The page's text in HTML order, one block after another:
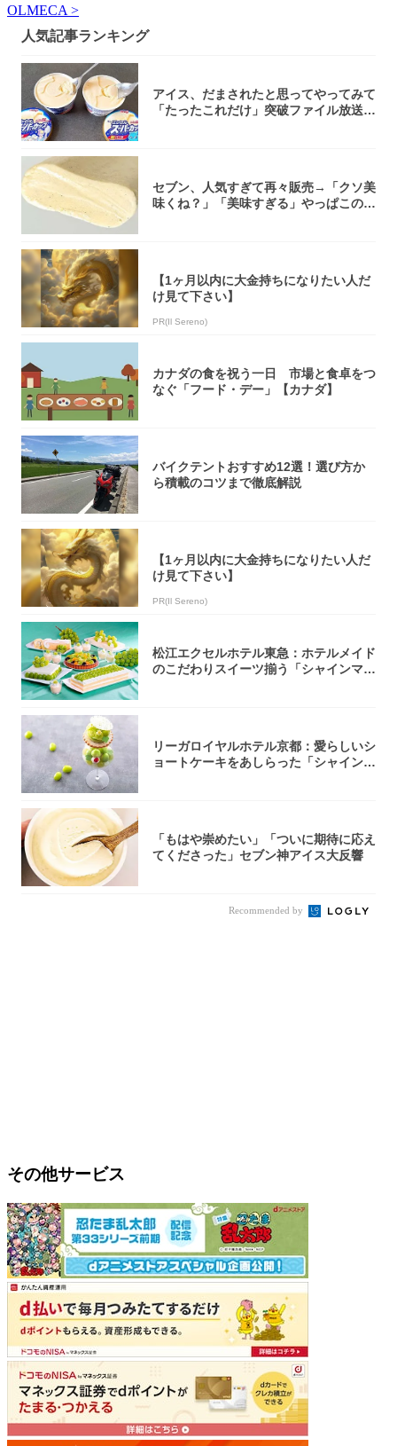
OLMECA >
人気記事ランキング
アイス、だまされたと思ってやってみて
「たったこれだけ」突破ファイル放送で
セブン、人気すぎて再々販売→「クソ美
味くね？」「美味すぎる」やっぱこのク
【1ヶ月以内に大金持ちになりたい人だ
け見て下さい】
PR(Il Sereno)
カナダの食を祝う一日 市場と食卓をつ
なぐ「フード・デー」【カナダ】
バイクテントおすすめ12選！選び方か
ら積載のコツまで徹底解説
【1ヶ月以内に大金持ちになりたい人だ
け見て下さい】
PR(Il Sereno)
松江エクセルホテル東急：ホテルメイド
のこだわりスイーツ揃う「シャインマス
リーガロイヤルホテル京都：愛らしいシ
ョートケーキをあしらった「シャインマ
「もはや崇めたい」「ついに期待に応え
てくださった」セブン神アイス大反響
Recommended by
その他サービス